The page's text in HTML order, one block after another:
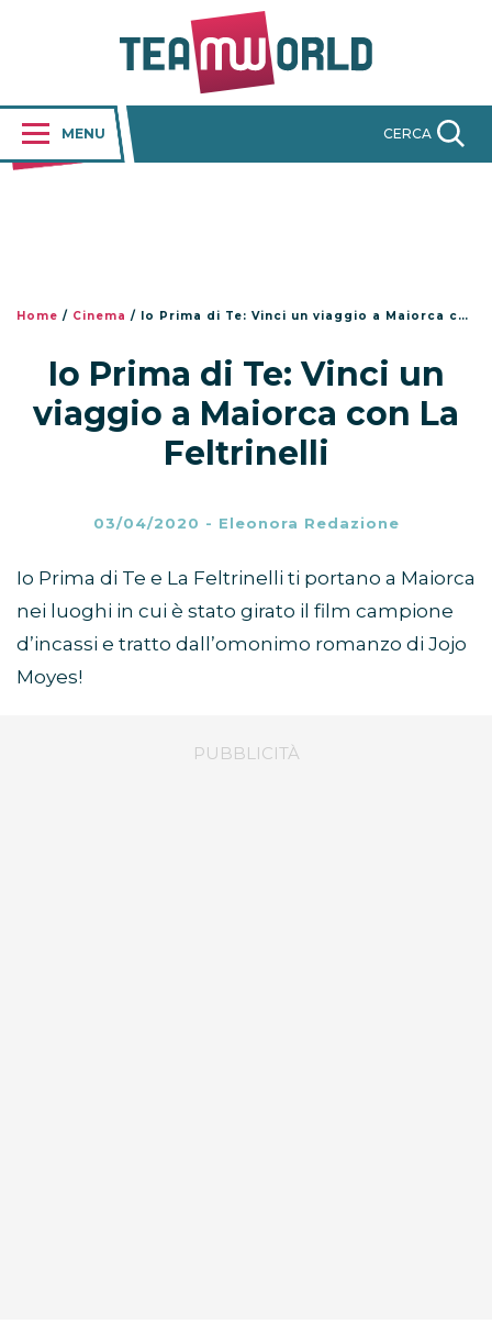
MENU CERCA
Home / Cinema / Io Prima di Te: Vinci un viaggio a Maiorca con La Feltrinelli
Io Prima di Te: Vinci un
viaggio a Maiorca con La
Feltrinelli
03/04/2020 - Eleonora Redazione
Io Prima di Te e La Feltrinelli ti portano a Maiorca
nei luoghi in cui è stato girato il film campione
d’incassi e tratto dall’omonimo romanzo di Jojo
Moyes!